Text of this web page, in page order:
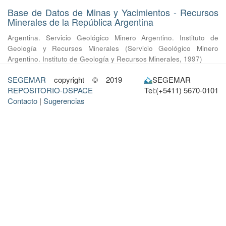
Base de Datos de Minas y Yacimientos - Recursos
Minerales de la República Argentina
Argentina. Servicio Geológico Minero Argentino. Instituto de
Geología y Recursos Minerales
(Servicio Geológico Minero
Argentino. Instituto de Geología y Recursos Minerales, 1997)
SEGEMAR copyright © 2019
REPOSITORIO-DSPACE
Contacto | Sugerencias
SEGEMAR
Tel:(+5411) 5670-0101